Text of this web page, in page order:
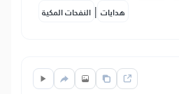
النفحات المكية | هدايات